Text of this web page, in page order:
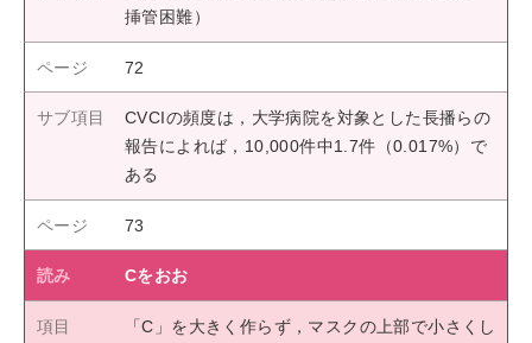
挿管困難）
72
CVCIの頻度は，大学病院を対象とした長播らの
報告によれば，10,000件中1.7件（0.017%）で
ある
73
Cをおお
「C」を大きく作らず，マスクの上部で小さくし